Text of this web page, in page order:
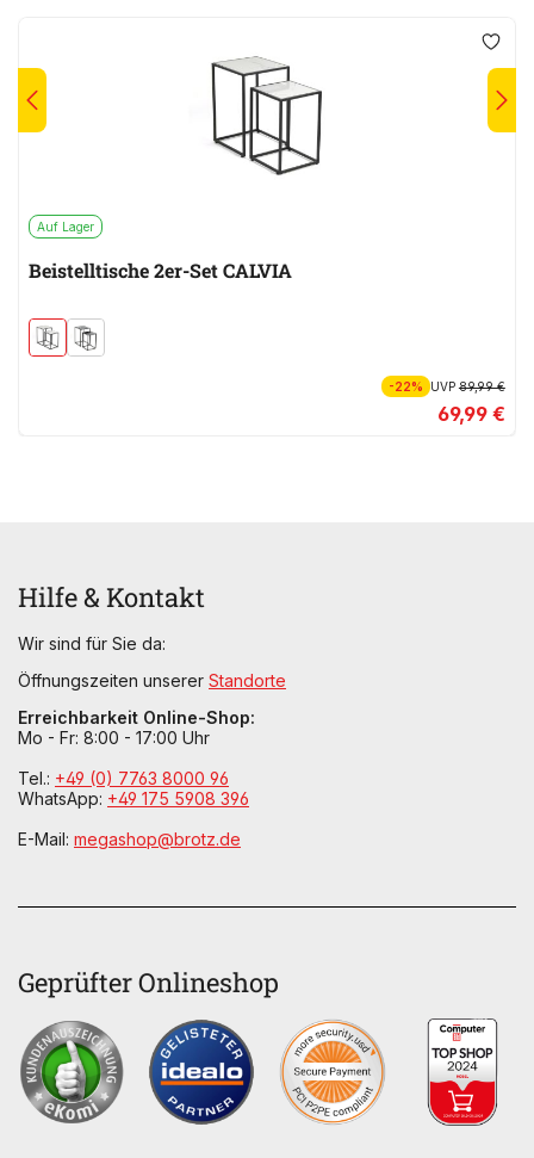
Auf Lager
Beistelltische 2er-Set CALVIA
-22% UVP89,99 €
69,99 €
Hilfe & Kontakt
Wir sind für Sie da:
Öffnungszeiten unserer Standorte
Erreichbarkeit Online-Shop:
Mo - Fr: 8:00 - 17:00 Uhr
Tel.: +49 (0) 7763 8000 96
WhatsApp: +49 175 5908 396
E-Mail: megashop@brotz.de
Geprüfter Onlineshop